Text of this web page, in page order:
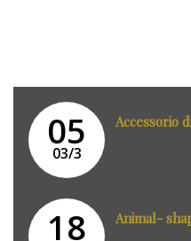
05
03/3
Accessorio
18 Animal-